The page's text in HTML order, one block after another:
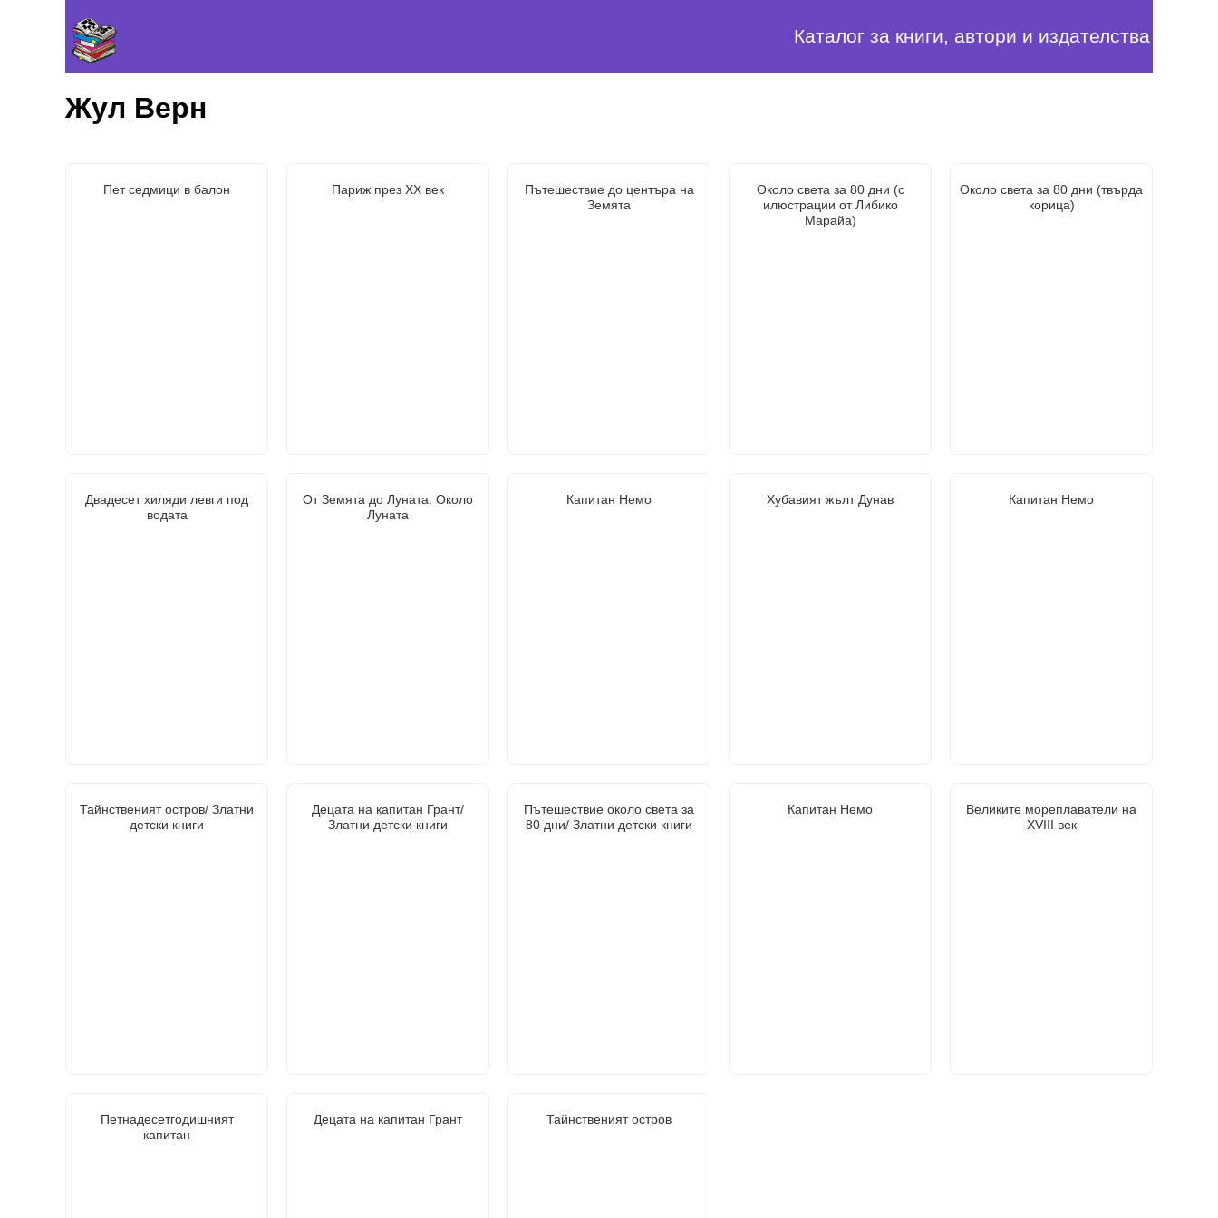
Каталог за книги, автори и издателства
Жул Верн
Пет седмици в балон Париж през ХХ век
Пътешествие до центъра на
Земята
Около света за 80 дни (с
илюстрации от Либико
Марайа)
Около света за 80 дни (твърда
корица)
Двадесет хиляди левги под
водата
От Земята до Луната. Около
Луната
Капитан Немо Хубавият жълт Дунав Капитан Немо
Тайнственият остров/ Златни
детски книги
Децата на капитан Грант/
Златни детски книги
Пътешествие около света за
80 дни/ Златни детски книги
Капитан Немо
Великите мореплаватели на
XVIII век
Петнадесетгодишният
капитан
Децата на капитан Грант Тайнственият остров